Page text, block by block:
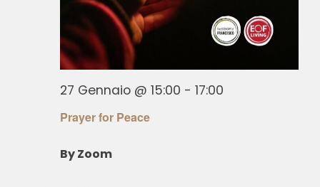
Prayer for Peace
27 Gennaio @ 15:00 - 17:00
By Zoom